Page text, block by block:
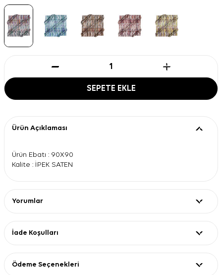
SEPETE EKLE
Ürün Açıklaması
Ürün Ebatı : 90X90
Kalite : İPEK SATEN
Yorumlar
İade Koşulları
Ödeme Seçenekleri